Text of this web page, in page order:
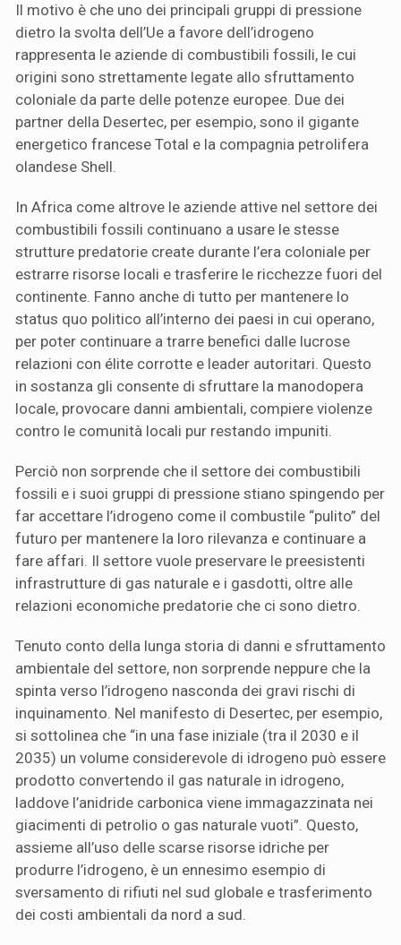
Il motivo è che uno dei principali gruppi di pressione
dietro la svolta dell’Ue a favore dell’idrogeno
rappresenta le aziende di combustibili fossili, le cui
origini sono strettamente legate allo sfruttamento
coloniale da parte delle potenze europee. Due dei
partner della Desertec, per esempio, sono il gigante
energetico francese Total e la compagnia petrolifera
olandese Shell.
In Africa come altrove le aziende attive nel settore dei
combustibili fossili continuano a usare le stesse
strutture predatorie create durante l’era coloniale per
estrarre risorse locali e trasferire le ricchezze fuori del
continente. Fanno anche di tutto per mantenere lo
status quo politico all’interno dei paesi in cui operano,
per poter continuare a trarre benefici dalle lucrose
relazioni con élite corrotte e leader autoritari. Questo
in sostanza gli consente di sfruttare la manodopera
locale, provocare danni ambientali, compiere violenze
contro le comunità locali pur restando impuniti.
Perciò non sorprende che il settore dei combustibili
fossili e i suoi gruppi di pressione stiano spingendo per
far accettare l’idrogeno come il combustile “pulito” del
futuro per mantenere la loro rilevanza e continuare a
fare affari. Il settore vuole preservare le preesistenti
infrastrutture di gas naturale e i gasdotti, oltre alle
relazioni economiche predatorie che ci sono dietro.
Tenuto conto della lunga storia di danni e sfruttamento
ambientale del settore, non sorprende neppure che la
spinta verso l’idrogeno nasconda dei gravi rischi di
inquinamento. Nel manifesto di Desertec, per esempio,
si sottolinea che “in una fase iniziale (tra il 2030 e il
2035) un volume considerevole di idrogeno può essere
prodotto convertendo il gas naturale in idrogeno,
laddove l’anidride carbonica viene immagazzinata nei
giacimenti di petrolio o gas naturale vuoti”. Questo,
assieme all’uso delle scarse risorse idriche per
produrre l’idrogeno, è un ennesimo esempio di
sversamento di rifiuti nel sud globale e trasferimento
dei costi ambientali da nord a sud.